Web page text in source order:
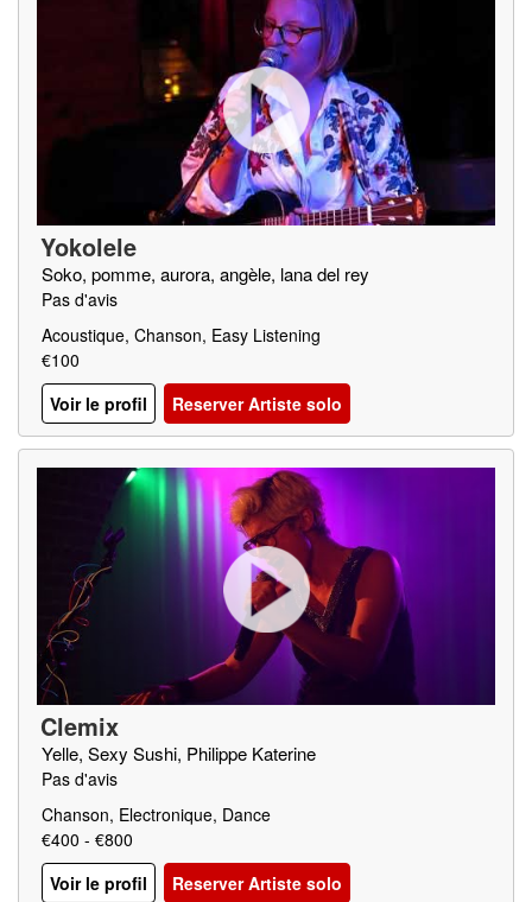
Yokolele
Soko, pomme, aurora, angèle, lana del rey
Pas d'avis
Acoustique, Chanson, Easy Listening
€100
Voir le profil
Reserver Artiste solo
Clemix
Yelle, Sexy Sushi, Philippe Katerine
Pas d'avis
Chanson, Electronique, Dance
€400 - €800
Voir le profil
Reserver Artiste solo